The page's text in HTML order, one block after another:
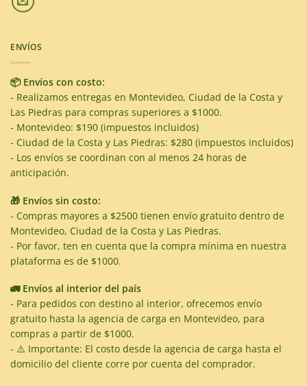
ENVÍOS
📦 Envíos con costo:
- Realizamos entregas en Montevideo, Ciudad de la Costa y
Las Piedras para compras superiores a $1000.
- Montevideo: $190 (impuestos incluidos)
- Ciudad de la Costa y Las Piedras: $280 (impuestos incluidos)
- Los envíos se coordinan con al menos 24 horas de
anticipación.
🎁 Envíos sin costo:
- Compras mayores a $2500 tienen envío gratuito dentro de
Montevideo, Ciudad de la Costa y Las Piedras.
- Por favor, ten en cuenta que la compra mínima en nuestra
plataforma es de $1000.
🚛 Envíos al interior del país
- Para pedidos con destino al interior, ofrecemos envío
gratuito hasta la agencia de carga en Montevideo, para
compras a partir de $1000.
- ⚠️ Importante: El costo desde la agencia de carga hasta el
domicilio del cliente corre por cuenta del comprador.